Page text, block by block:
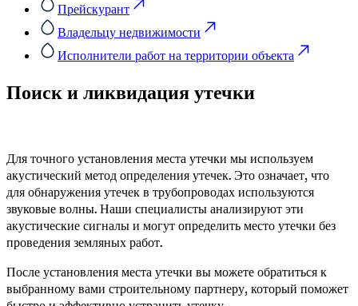
Прейскурант
Владельцу недвижимости
Исполнители работ на территории объекта
Поиск и ликвидация утечки
Для точного установления места утечки мы используем
акустический метод определения утечек. Это означает, что
для обнаружения утечек в трубопроводах используются
звуковые волны. Наши специалисты анализируют эти
акустические сигналы и могут определить место утечки без
проведения земляных работ.
После установления места утечки вы можете обратиться к
выбранному вами строительному партнеру, который поможет